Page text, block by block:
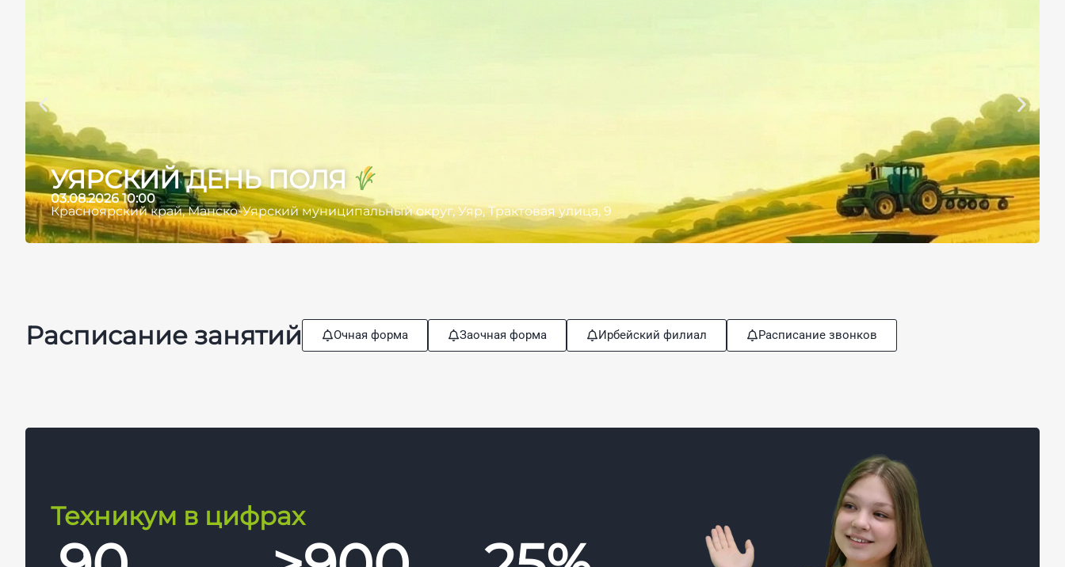
УЯРСКИЙ ДЕНЬ ПОЛЯ
03.08.2026 10:00
Красноярский край, Манско-Уярский муниципальный округ, Уяр, Трактовая улица, 9
Расписание занятий Очная форма Заочная форма Ирбейский филиал Расписание звонков
Техникум в цифрах